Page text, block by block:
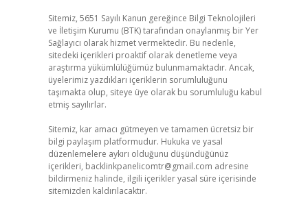
Sitemiz, 5651 Sayılı Kanun gereğince Bilgi Teknolojileri
ve İletişim Kurumu (BTK) tarafından onaylanmış bir Yer
Sağlayıcı olarak hizmet vermektedir. Bu nedenle,
sitedeki içerikleri proaktif olarak denetleme veya
araştırma yükümlülüğümüz bulunmamaktadır. Ancak,
üyelerimiz yazdıkları içeriklerin sorumluluğunu
taşımakta olup, siteye üye olarak bu sorumluluğu kabul
etmiş sayılırlar.
Sitemiz, kar amacı gütmeyen ve tamamen ücretsiz bir
bilgi paylaşım platformudur. Hukuka ve yasal
düzenlemelere aykırı olduğunu düşündüğünüz
içerikleri, backlinkpanelicomtr@gmail.com adresine
bildirmeniz halinde, ilgili içerikler yasal süre içerisinde
sitemizden kaldırılacaktır.